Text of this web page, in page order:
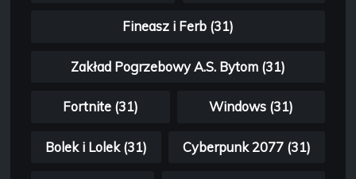
Fineasz i Ferb (31)
Zakład Pogrzebowy A.S. Bytom (31)
Fortnite (31) Windows (31)
Bolek i Lolek (31) Cyberpunk 2077 (31)